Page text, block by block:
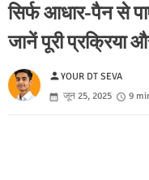
सिर्फ आधार-पैन से
जानें पूरी प्रक्रिया
personYOUR DT SEVA
जून 25, 2025
9